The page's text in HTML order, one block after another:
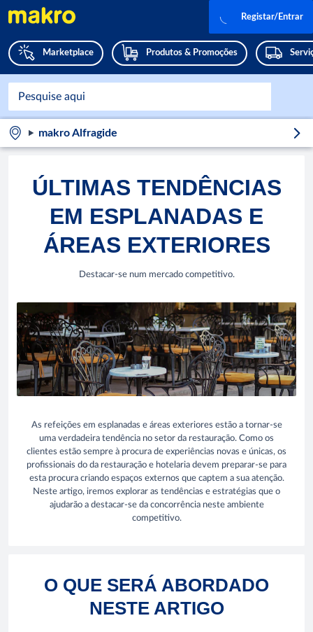
Marketplace Produtos & Promoções
Registar/Entrar
makro Alfragide
ÚLTIMAS TENDÊNCIAS
EM ESPLANADAS E
ÁREAS EXTERIORES
Destacar-se num mercado competitivo.
As refeições em esplanadas e áreas exteriores estão a tornar-se
uma verdadeira tendência no setor da restauração. Como os
clientes estão sempre à procura de experiências novas e únicas, os
profissionais do da restauração e hotelaria devem preparar-se para
esta procura criando espaços externos que captem a sua atenção.
Neste artigo, iremos explorar as tendências e estratégias que o
ajudarão a destacar-se da concorrência neste ambiente
competitivo.
O QUE SERÁ ABORDADO
NESTE ARTIGO